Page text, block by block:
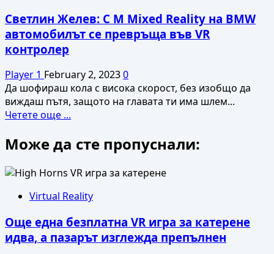
Светлин Желев: С M Mixed Reality на BMW
автомобилът се превръща във VR
контролер
Player 1 February 2, 20230
Да шофираш кола с висока скорост, без изобщо да
виждаш пътя, защото на главата ти има шлем...
Четете още ...
about
Желев:
M
Reality
на
BMW
Може да сте пропуснали:
Virtual Reality
Още една безплатна VR игра за катерене
идва, а пазарът изглежда препълнен